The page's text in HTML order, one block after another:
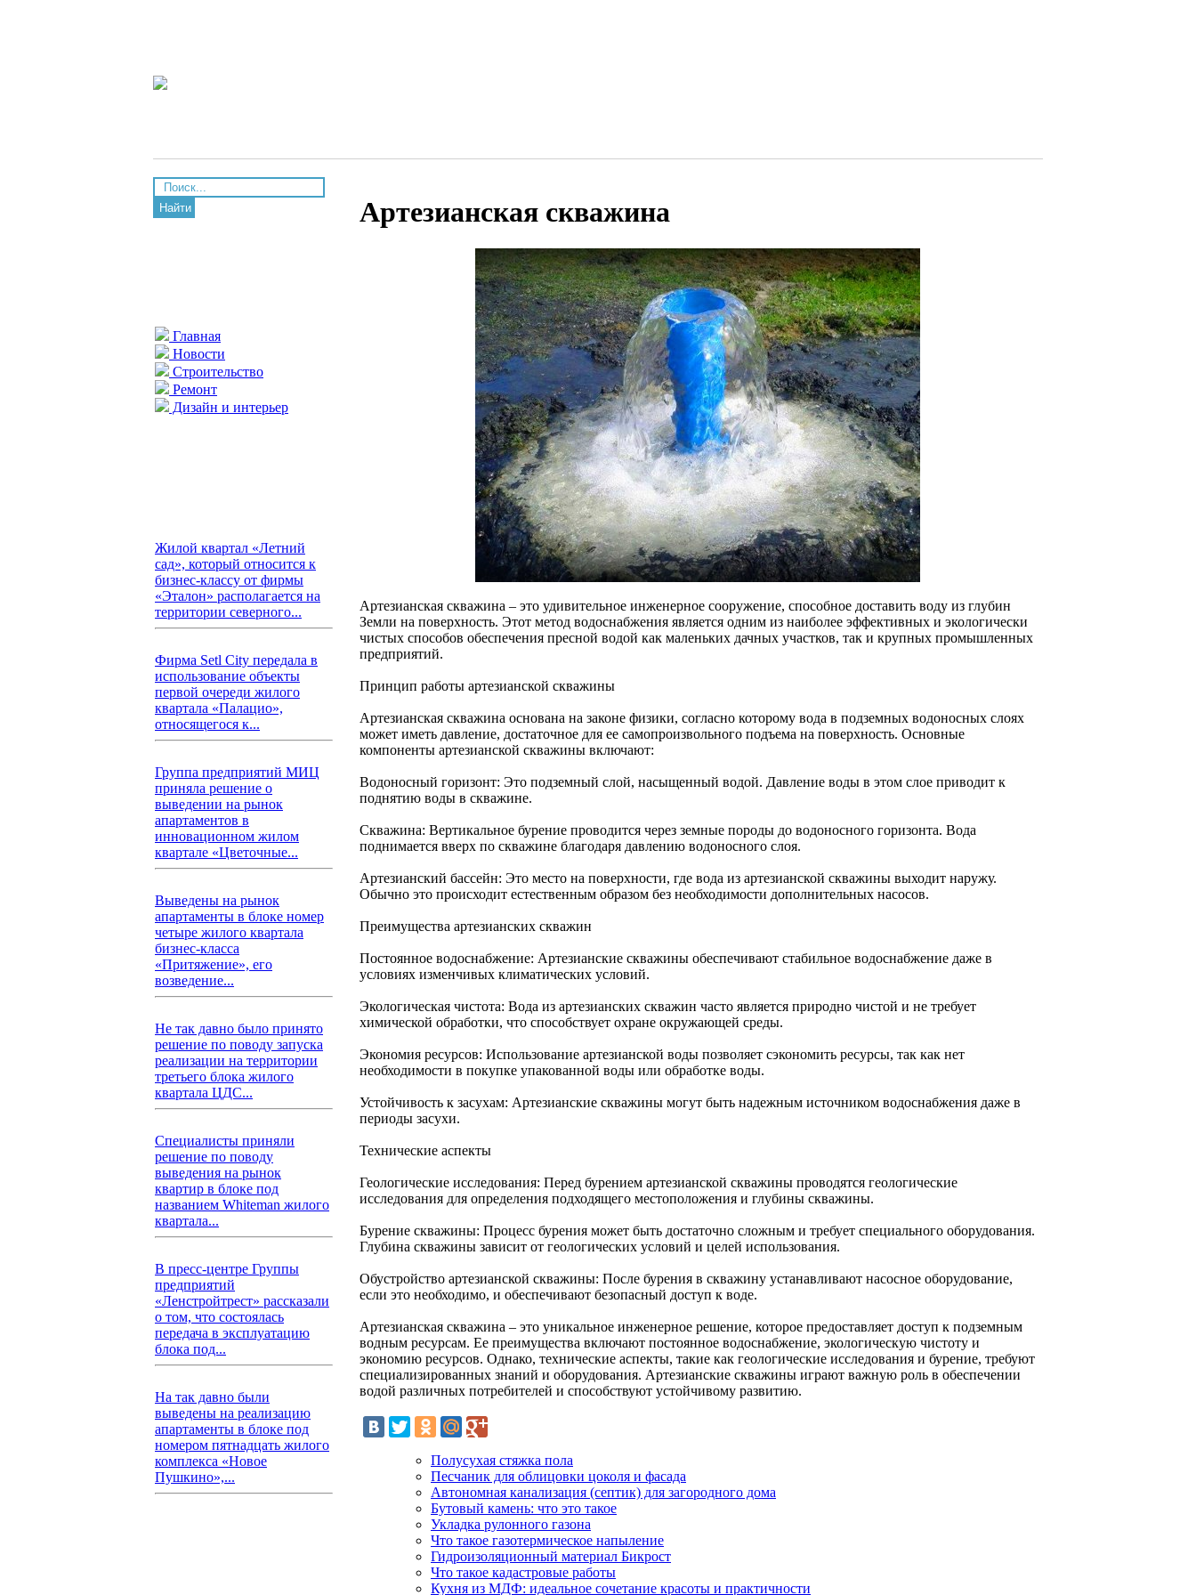
Найти
Главная
Новости
Строительство
Ремонт
Дизайн и интерьер
Жилой квартал «Летний
сад», который относится к
бизнес-классу от фирмы
«Эталон» располагается на
территории северного...
Фирма Setl City передала в
использование объекты
первой очереди жилого
квартала «Палацио»,
относящегося к...
Группа предприятий МИЦ
приняла решение о
выведении на рынок
апартаментов в
инновационном жилом
квартале «Цветочные...
Выведены на рынок
апартаменты в блоке номер
четыре жилого квартала
бизнес-класса
«Притяжение», его
возведение...
Не так давно было принято
решение по поводу запуска
реализации на территории
третьего блока жилого
квартала ЦДС...
Специалисты приняли
решение по поводу
выведения на рынок
квартир в блоке под
названием Whiteman жилого
квартала...
В пресс-центре Группы
предприятий
«Ленстройтрест» рассказали
о том, что состоялась
передача в эксплуатацию
блока под...
На так давно были
выведены на реализацию
апартаменты в блоке под
номером пятнадцать жилого
комплекса «Новое
Пушкино»,...
Артезианская скважина
Артезианская скважина – это удивительное инженерное сооружение, способное доставить воду из глубин
Земли на поверхность. Этот метод водоснабжения является одним из наиболее эффективных и экологически
чистых способов обеспечения пресной водой как маленьких дачных участков, так и крупных промышленных
предприятий.
Принцип работы артезианской скважины
Артезианская скважина основана на законе физики, согласно которому вода в подземных водоносных слоях
может иметь давление, достаточное для ее самопроизвольного подъема на поверхность. Основные
компоненты артезианской скважины включают:
Водоносный горизонт: Это подземный слой, насыщенный водой. Давление воды в этом слое приводит к
поднятию воды в скважине.
Скважина: Вертикальное бурение проводится через земные породы до водоносного горизонта. Вода
поднимается вверх по скважине благодаря давлению водоносного слоя.
Артезианский бассейн: Это место на поверхности, где вода из артезианской скважины выходит наружу.
Обычно это происходит естественным образом без необходимости дополнительных насосов.
Преимущества артезианских скважин
Постоянное водоснабжение: Артезианские скважины обеспечивают стабильное водоснабжение даже в
условиях изменчивых климатических условий.
Экологическая чистота: Вода из артезианских скважин часто является природно чистой и не требует
химической обработки, что способствует охране окружающей среды.
Экономия ресурсов: Использование артезианской воды позволяет сэкономить ресурсы, так как нет
необходимости в покупке упакованной воды или обработке воды.
Устойчивость к засухам: Артезианские скважины могут быть надежным источником водоснабжения даже в
периоды засухи.
Технические аспекты
Геологические исследования: Перед бурением артезианской скважины проводятся геологические
исследования для определения подходящего местоположения и глубины скважины.
Бурение скважины: Процесс бурения может быть достаточно сложным и требует специального оборудования.
Глубина скважины зависит от геологических условий и целей использования.
Обустройство артезианской скважины: После бурения в скважину устанавливают насосное оборудование,
если это необходимо, и обеспечивают безопасный доступ к воде.
Артезианская скважина – это уникальное инженерное решение, которое предоставляет доступ к подземным
водным ресурсам. Ее преимущества включают постоянное водоснабжение, экологическую чистоту и
экономию ресурсов. Однако, технические аспекты, такие как геологические исследования и бурение, требуют
специализированных знаний и оборудования. Артезианские скважины играют важную роль в обеспечении
водой различных потребителей и способствуют устойчивому развитию.
Полусухая стяжка пола
Песчаник для облицовки цоколя и фасада
Автономная канализация (септик) для загородного дома
Бутовый камень: что это такое
Укладка рулонного газона
Что такое газотермическое напыление
Гидроизоляционный материал Бикрост
Что такое кадастровые работы
Кухня из МДФ: идеальное сочетание красоты и практичности